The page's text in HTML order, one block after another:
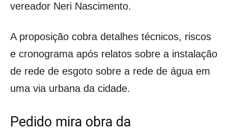
vereador Neri Nascimento.
A proposição cobra detalhes técnicos, riscos
e cronograma após relatos sobre a instalação
de rede de esgoto sobre a rede de água em
uma via urbana da cidade.
Pedido mira obra da